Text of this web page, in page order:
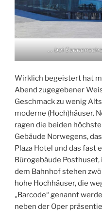
… bei
Wirklich begeistert hat
Abend zugegebener
Geschmack zu wenig
moderne (Hoch)häuser.
ragen die beiden
Gebäude Norwegens,
Plaza Hotel und das fast
Bürogebäude
dem Bahnhof stehen
hohe Hochhäuser, die
„Barcode“ genannt
neben der Oper